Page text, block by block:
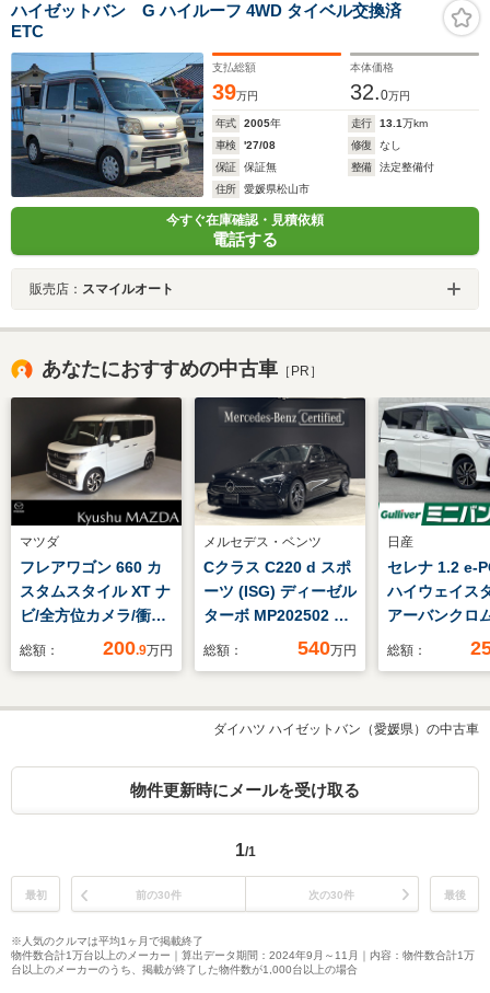
ハイゼットバン G ハイルーフ 4WD タイベル交換済
ETC
支払総額
39万円
本体価格
32.0万円
年式 2005年 走行 13.1万km
車検
'27/08 修復
なし
保証
保証無 整備
法定整備付
住所
愛媛県松山市
今すぐ在庫確認・見積依頼
電話する
販売店： スマイルオート
あなたにおすすめの中古車 ［PR］
マツダ
フレアワゴン 660 カ
スタムスタイル XT ナ
ビ/全方位カメラ/衝突
軽減ブレーキ/ETC
総額： 200.9万円
メルセデス・ベンツ
Cクラス C220 d スポ
ーツ (ISG) ディーゼル
ターボ MP202502 認
定中古車 二年保証
ーセーフティパッケー
ジ AMGラインエク
ア プライバシーガラ
トライトプレミアム
総額： 540万円
日産
セレナ 1.2 e-
ハイウェイス
アーバンクロ
10型SDナビ
ー コーナー
ー プロパイ
ジタルインナ
総額：
ダイハツ ハイゼットバン（愛媛県）の中古車
物件更新時にメールを受け取る
1/1
最初 前の30件 次の30件 最後
※人気のクルマは平均1ヶ月で掲載終了
物件数合計1万台以上のメーカー｜算出データ期間：2024年9月～11月｜内容：物件数合計1万
台以上のメーカーのうち、掲載が終了した物件数が1,000台以上の場合